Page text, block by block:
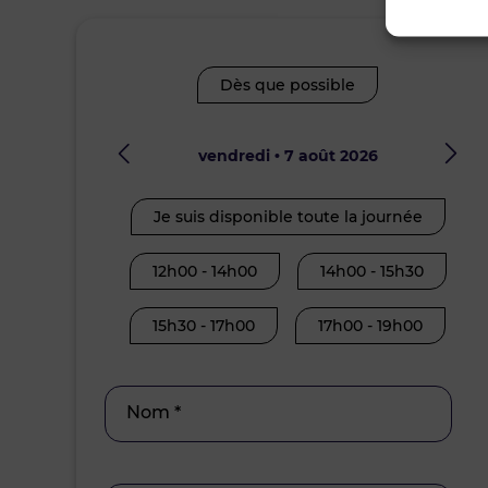
Dès que possible
vendredi • 7 août 2026
Je suis disponible toute la journée
12h00 - 14h00 14h00 - 15h30
15h30 - 17h00 17h00 - 19h00
Nom *